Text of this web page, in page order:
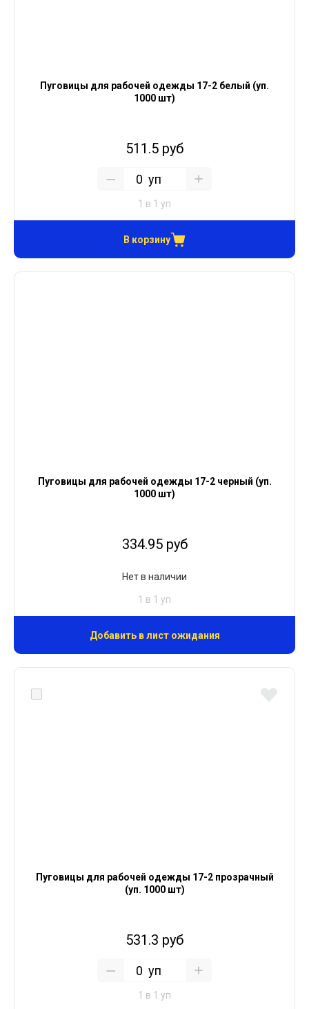
Пуговицы для рабочей одежды 17-2 белый (уп.
1000 шт)
511.5 руб
уп
1 в 1 уп
В корзину
Пуговицы для рабочей одежды 17-2 черный (уп.
1000 шт)
334.95 руб
Нет в наличии
1 в 1 уп
Добавить в лист ожидания
Пуговицы для рабочей одежды 17-2 прозрачный
(уп. 1000 шт)
531.3 руб
уп
1 в 1 уп